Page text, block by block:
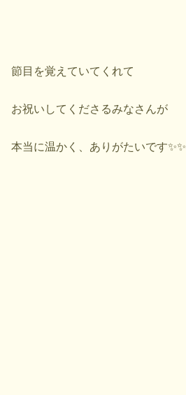
節目を覚えていてくれて
お祝いしてくださるみなさんが
本当に温かく、ありがたいです✨✨